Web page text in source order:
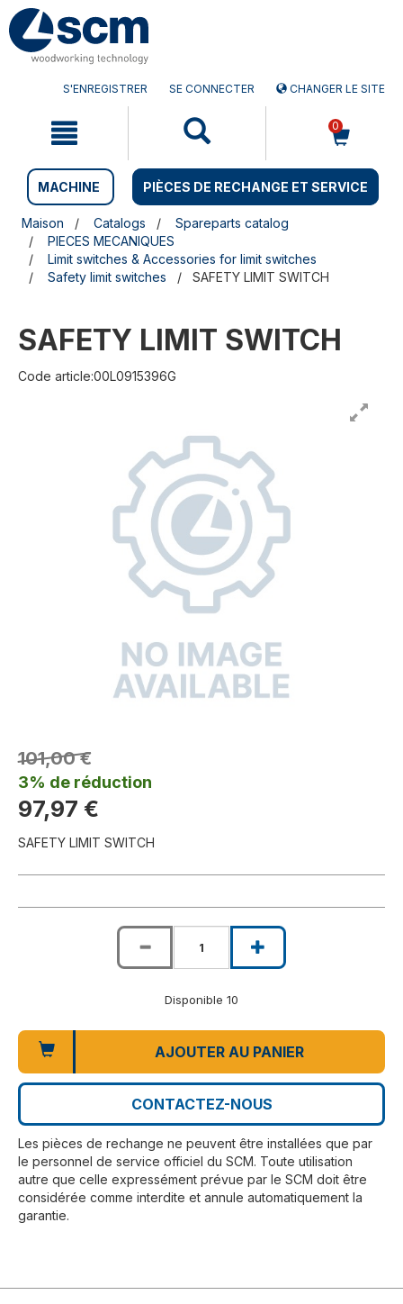
Aller
au
contenu
Menu
sauter
S'ENREGISTRER SE CONNECTER CHANGER LE SITE
0
MACHINE PIÈCES DE RECHANGE ET SERVICE
Maison Catalogs
Spareparts catalog
PIECES MECANIQUES
Limit switches & Accessories for limit switches
Safety limit switches
SAFETY LIMIT SWITCH
SAFETY LIMIT SWITCH
Code article:00L0915396G
101,00 €
3% de réduction
97,97 €
SAFETY LIMIT SWITCH
Disponible 10
AJOUTER AU PANIER
CONTACTEZ-NOUS
Les pièces de rechange ne peuvent être installées que par
le personnel de service officiel du SCM. Toute utilisation
autre que celle expressément prévue par le SCM doit être
considérée comme interdite et annule automatiquement la
garantie.